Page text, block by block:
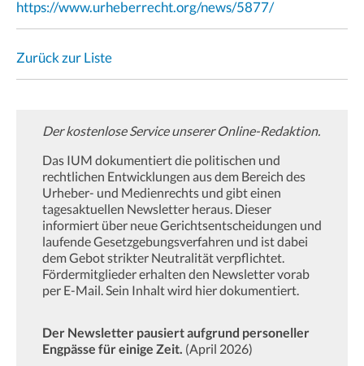
https://www.urheberrecht.org/news/5877/
Zurück zur Liste
Der kostenlose Service unserer Online-Redaktion.
Das IUM dokumentiert die politischen und
rechtlichen Entwicklungen aus dem Bereich des
Urheber- und Medienrechts und gibt einen
tagesaktuellen Newsletter heraus. Dieser
informiert über neue Gerichtsentscheidungen und
laufende Gesetzgebungsverfahren und ist dabei
dem Gebot strikter Neutralität verpflichtet.
Fördermitglieder erhalten den Newsletter vorab
per E-Mail. Sein Inhalt wird hier dokumentiert.
Der Newsletter pausiert aufgrund personeller
Engpässe für einige Zeit. (April 2026)